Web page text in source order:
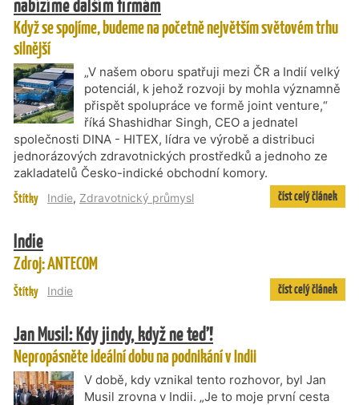
Když se spojíme, budeme na početně největším světovém trhu
silnější
„V našem oboru spatřuji mezi ČR a Indií velký
potenciál, k jehož rozvoji by mohla významně
přispět spolupráce ve formě joint venture,“
říká Shashidhar Singh, CEO a jednatel
společnosti DINA - HITEX, lídra ve výrobě a distribuci
jednorázových zdravotnických prostředků a jednoho ze
zakladatelů Česko-indické obchodní komory.
Štítky Indie, Zdravotnický průmysl číst celý článek
Indie
Zdroj: ANTECOM
Štítky Indie číst celý článek
Jan Musil: Kdy jindy, když ne teď!
Nepropásněte ideální dobu na podnikání v Indii
V době, kdy vznikal tento rozhovor, byl Jan
Musil zrovna v Indii. „Je to moje první cesta